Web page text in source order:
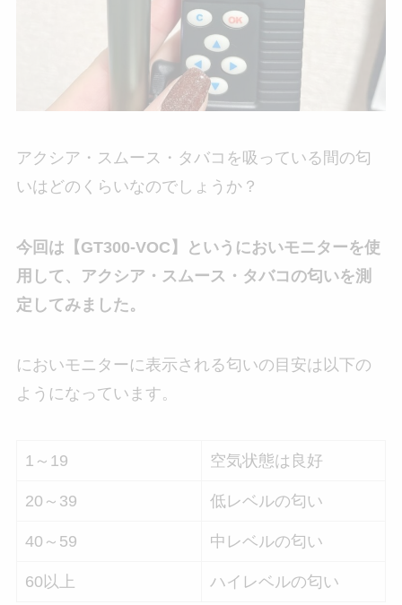
アクシア・スムース・タバコを吸っている間の匂
いはどのくらいなのでしょうか？
今回は【GT300-VOC】というにおいモニターを使
用して、アクシア・スムース・タバコの匂いを測
定してみました。
においモニターに表示される匂いの目安は以下の
ようになっています。
1～19 空気状態は良好
20～39 低レベルの匂い
40～59 中レベルの匂い
60以上 ハイレベルの匂い